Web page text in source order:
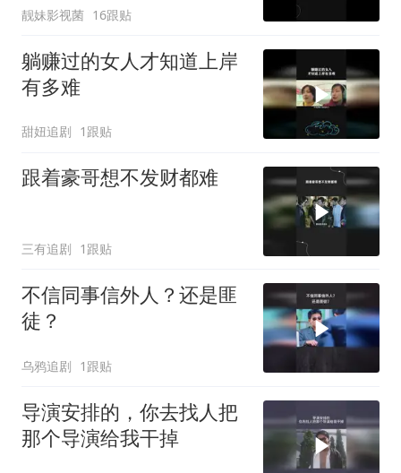
靓妹影视菌 16跟贴
躺赚过的女人才知道上岸
有多难
甜妞追剧 1跟贴
跟着豪哥想不发财都难
三有追剧 1跟贴
不信同事信外人？还是匪
徒？
乌鸦追剧 1跟贴
导演安排的，你去找人把
那个导演给我干掉